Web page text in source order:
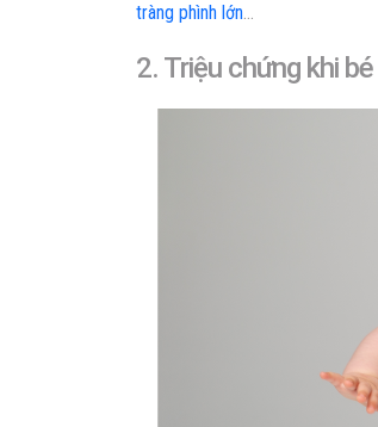
tràng phình lớn…
2. Triệu chứng khi